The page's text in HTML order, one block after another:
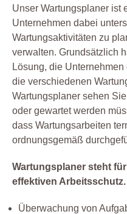
Unser Wartungsplaner ist
Unternehmen dabei
Wartungsaktivitäten zu
verwalten. Grundsätzlich
Lösung, die
die verschiedenen
Wartungsplaner sehen
oder gewartet werden
dass Wartungsarbeiten
ordnungsgemäß
Wartungsplaner steht
effektiven Arbeitsschutz.
Überwachung von